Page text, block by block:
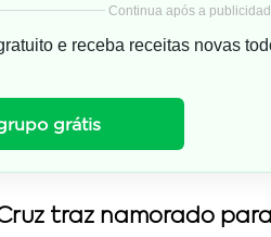
Continua após a
e receba receitas novas
grátis
traz namorado